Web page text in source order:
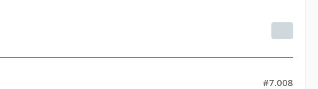
#7.008